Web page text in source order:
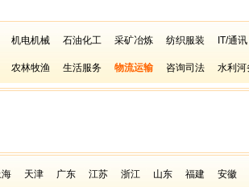
机电机械 石油化工 采矿冶炼 纺织服装 IT/通讯
农林牧渔 生活服务 物流运输 咨询司法 水利河
天津 广东 江苏 浙江 山东 福建 安徽